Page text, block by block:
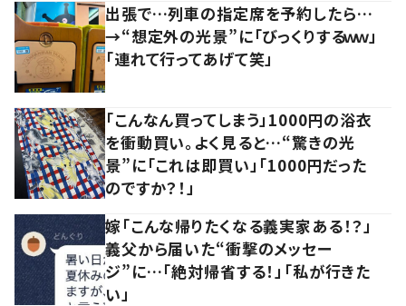
出張で…列車の指定席を予約したら…
→“想定外の光景”に「びっくりするｗｗ」
「連れて行ってあげて笑」
「こんなん買ってしまう」1000円の浴衣
を衝動買い。よく見ると…“驚きの光
景”に「これは即買い」「1000円だった
のですか？！」
嫁「こんな帰りたくなる義実家ある！？」
義父から届いた“衝撃のメッセー
ジ”に…「絶対帰省する！」「私が行きた
い」